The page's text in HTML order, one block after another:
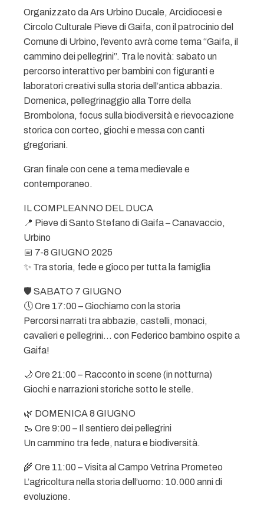
Organizzato da Ars Urbino Ducale, Arcidiocesi e
Circolo Culturale Pieve di Gaifa, con il patrocinio del
Comune di Urbino, l’evento avrà come tema “Gaifa, il
cammino dei pellegrini”. Tra le novità: sabato un
percorso interattivo per bambini con figuranti e
laboratori creativi sulla storia dell’antica abbazia.
Domenica, pellegrinaggio alla Torre della
Brombolona, focus sulla biodiversità e rievocazione
storica con corteo, giochi e messa con canti
gregoriani.
Gran finale con cene a tema medievale e
contemporaneo.
IL COMPLEANNO DEL DUCA
📍 Pieve di Santo Stefano di Gaifa – Canavaccio,
Urbino
📅 7-8 GIUGNO 2025
✨ Tra storia, fede e gioco per tutta la famiglia
🛡️ SABATO 7 GIUGNO
🕔 Ore 17:00 – Giochiamo con la storia
Percorsi narrati tra abbazie, castelli, monaci,
cavalieri e pellegrini… con Federico bambino ospite a
Gaifa!
🌙 Ore 21:00 – Racconto in scene (in notturna)
Giochi e narrazioni storiche sotto le stelle.
🌿 DOMENICA 8 GIUGNO
🥾 Ore 9:00 – Il sentiero dei pellegrini
Un cammino tra fede, natura e biodiversità.
🌾 Ore 11:00 – Visita al Campo Vetrina Prometeo
L’agricoltura nella storia dell’uomo: 10.000 anni di
evoluzione.